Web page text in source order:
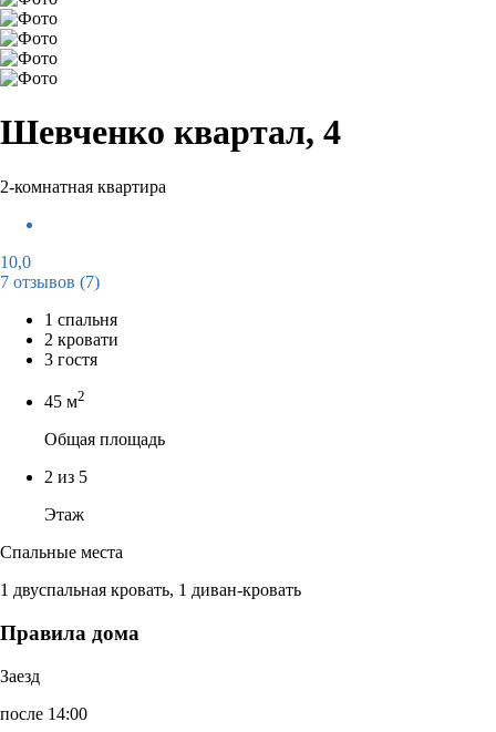
Шевченко квартал, 4
2-комнатная квартира
10,0
7 отзывов (7)
1 спальня
2 кровати
3 гостя
45 м2
Общая площадь
2 из 5
Этаж
Спальные места
1 двуспальная кровать, 1 диван-кровать
Правила дома
Заезд
после 14:00